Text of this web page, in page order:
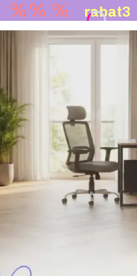
%% % rabat3